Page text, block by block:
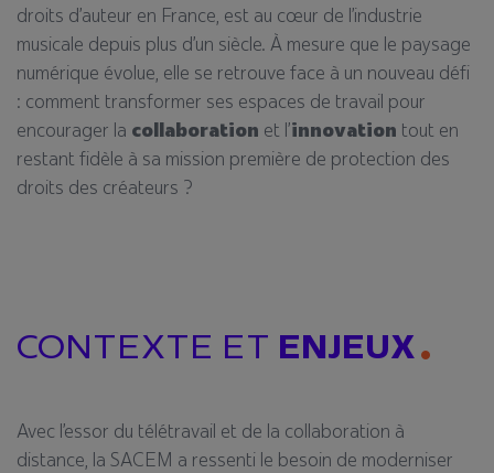
droits d’auteur en France, est au cœur de l’industrie
musicale depuis plus d’un siècle. À mesure que le paysage
numérique évolue, elle se retrouve face à un nouveau défi
: comment transformer ses espaces de travail pour
encourager la collaboration et l’innovation tout en
restant fidèle à sa mission première de protection des
droits des créateurs ?
CONTEXTE ET ENJEUX
Avec l’essor du télétravail et de la collaboration à
distance, la SACEM a ressenti le besoin de moderniser